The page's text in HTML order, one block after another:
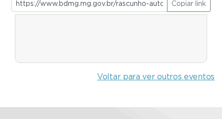
Copiar link
Voltar para ver outros eventos